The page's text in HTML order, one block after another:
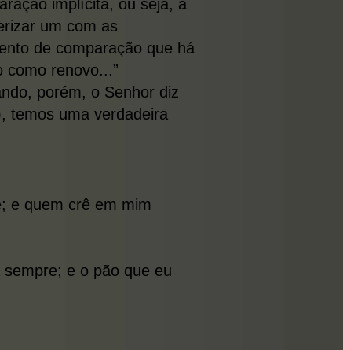
implícita, ou seja, a
um com as
de comparação que há
como renovo...”
porém, o Senhor diz
temos uma verdadeira
e quem crê em mim
e o pão que eu